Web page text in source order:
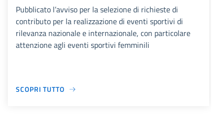
Pubblicato l’avviso per la selezione di richieste di
contributo per la realizzazione di eventi sportivi di
rilevanza nazionale e internazionale, con particolare
attenzione agli eventi sportivi femminili
SCOPRI TUTTO